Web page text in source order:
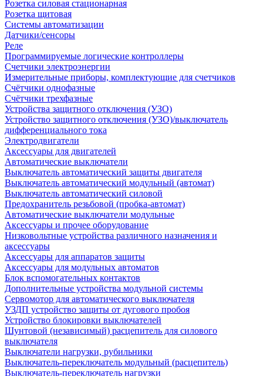
Розетка силовая стационарная
Розетка щитовая
Системы автоматизации
Датчики/сенсоры
Реле
Программируемые логические контроллеры
Счетчики электроэнергии
Измерительные приборы, комплектующие для счетчиков
Счётчики однофазные
Счётчики трехфазные
Устройства защитного отключения (УЗО)
Устройство защитного отключения (УЗО)/выключатель
дифференциального тока
Электродвигатели
Аксессуары для двигателей
Автоматические выключатели
Выключатель автоматический защиты двигателя
Выключатель автоматический модульный (автомат)
Выключатель автоматический силовой
Предохранитель резьбовой (пробка-автомат)
Автоматические выключатели модульные
Аксессуары и прочее оборудование
Низковольтные устройства различного назначения и
аксессуары
Аксессуары для аппаратов защиты
Аксессуары для модульных автоматов
Блок вспомогательных контактов
Дополнительные устройства модульной системы
Сервомотор для автоматического выключателя
УЗДП устройство защиты от дугового пробоя
Устройство блокировки выключателей
Шунтовой (независимый) расцепитель для силового
выключателя
Выключатели нагрузки, рубильники
Выключатель-переключатель модульный (расцепитель)
Выключатель-переключатель нагрузки